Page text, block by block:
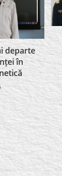
departe
în